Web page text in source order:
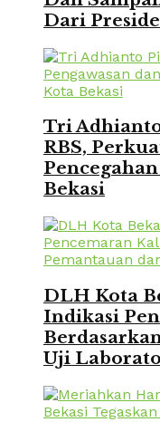
Dari
Tri
RBS,
Bekasi
DLH Kota
Indikasi
Uji